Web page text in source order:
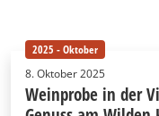
2025 - Oktober
8. Oktober 2025
Weinprobe in der